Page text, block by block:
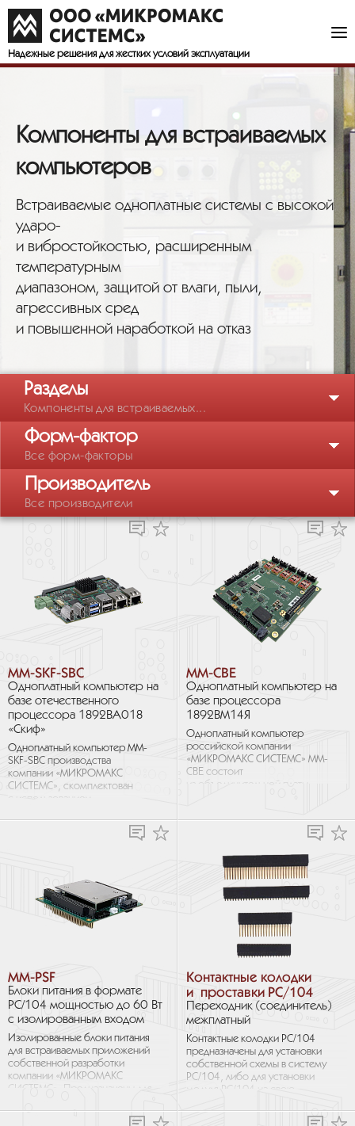
Надежные решения для жестких условий эксплуатации
Компоненты для встраиваемых
компьютеров
Встраиваемые одноплатные системы с высокой
ударо-
и вибростойкостью, расширенным
температурным
диапазоном, защитой от влаги, пыли,
агрессивных сред
и повышенной наработкой на отказ
Разделы
Компоненты для встраиваемых...
Форм-фактор
Все форм-факторы
Производитель
Все производители
MM-SKF-SBC
Одноплатный компьютер на
базе отечественного
процессора 1892ВА018
«Скиф»
Одноплатный компьютер MM-
SKF-SBC производства
компании «МИКРОМАКС
СИСТЕМС», скомплектован
MM-CBE
Одноплатный компьютер на
базе процессора
1892ВМ14Я
Одноплатный компьютер
российской компании
«МИКРОМАКС СИСТЕМС» MM-
CBE состоит
из объединительной платы
модулем отечественной...
MM-PSF
Блоки питания в формате
PC/104 мощностью до 60 Вт
с изолированным входом
Изолированные блоки питания
для встраиваемых приложений
собственной разработки
компании «МИКРОМАКС
СИСТЕМС». Предназначены для
РС/104. Выходные...
Контактные колодки
и проставки PC/104
Переходник (соединитель)
межплатный
Контактные колодки PC/104
предназначены для установки
собственной схемы в систему
PC/104, либо для установки
модуля PC/104 на свою
полностью...